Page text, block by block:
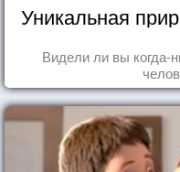
Уникальная
Видели ли вы когда-